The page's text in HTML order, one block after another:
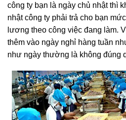
công ty bạn là ngày chủ nhật thì
nhật công ty phải trả cho bạn
lương theo công việc đang làm.
thêm vào ngày nghỉ hàng tuần
như ngày thường là không đúng